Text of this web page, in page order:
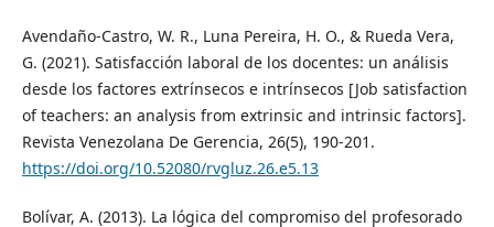
Avendaño-Castro, W. R., Luna Pereira, H. O., & Rueda Vera,
G. (2021). Satisfacción laboral de los docentes: un análisis
desde los factores extrínsecos e intrínsecos [Job satisfaction
of teachers: an analysis from extrinsic and intrinsic factors].
Revista Venezolana De Gerencia, 26(5), 190-201.
https://doi.org/10.52080/rvgluz.26.e5.13
Bolívar, A. (2013). La lógica del compromiso del profesorado